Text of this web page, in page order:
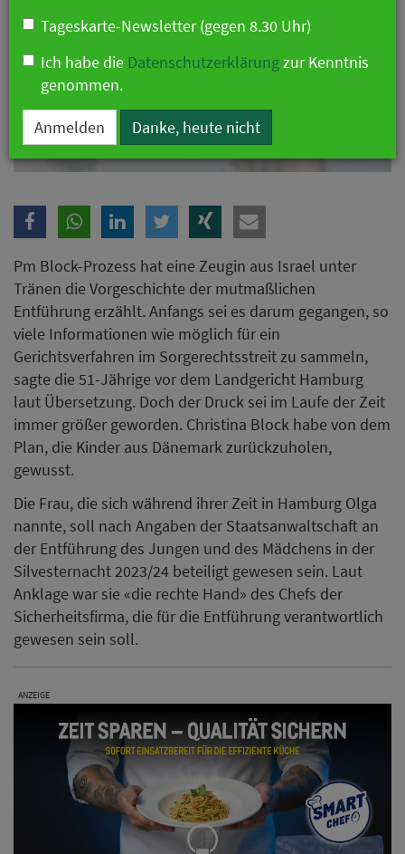
Pm Block-Prozess hat eine Zeugin aus Israel unter
Tränen die Vorgeschichte der mutmaßlichen
Entführung erzählt. Anfangs sei es darum gegangen, so
viele Informationen wie möglich für ein
Gerichtsverfahren im Sorgerechtsstreit zu sammeln,
sagte die 51-Jährige vor dem Landgericht Hamburg
laut Übersetzung. Doch der Druck sei im Laufe der Zeit
immer größer geworden. Christina Block habe von dem
Plan, die Kinder aus Dänemark zurückzuholen,
gewusst.
Die Frau, die sich während ihrer Zeit in Hamburg Olga
nannte, soll nach Angaben der Staatsanwaltschaft an
der Entführung des Jungen und des Mädchens in der
Silvesternacht 2023/24 beteiligt gewesen sein. Laut
Anklage war sie «die rechte Hand» des Chefs der
Sicherheitsfirma, die für die Entführung verantwortlich
gewesen sein soll.
ANZEIGE
Tageskarte-Newsletter (gegen 8.30 Uhr)
Ich habe die Datenschutzerklärungzur Kenntnis
genommen.
Anmelden Danke, heute nicht